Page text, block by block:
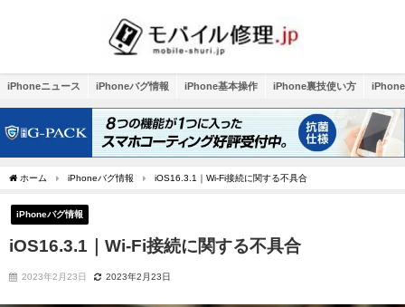
iPhoneニュース iPhoneバグ情報 iPhone基本操作 iPhone裏技使い方
ホーム iPhoneバグ情報 iOS16.3.1｜Wi-Fi接続に関する不具合
iPhoneバグ情報
iOS16.3.1｜Wi-Fi接続に関する不具合
2023年2月23日 2023年2月23日